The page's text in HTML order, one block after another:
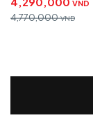
VND
4,770,000 VND